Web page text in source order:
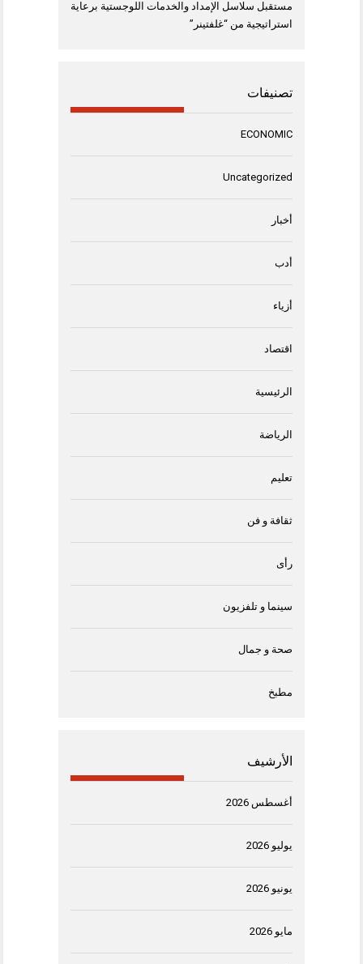
مستقبل سلاسل الإمداد والخدمات اللوجستية برعاية
استراتيجية من “غلفتينر”
تصنيفات
ECONOMIC
Uncategorized
أخبار
أدب
أزياء
اقتصاد
الرئيسية
الرياضة
تعليم
ثقافة و فن
رأى
سينما و تلفزيون
صحة و جمال
مطبخ
الأرشيف
أغسطس 2026
يوليو 2026
يونيو 2026
مايو 2026